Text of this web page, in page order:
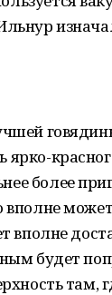
более
вполне
вполне
будет
там,